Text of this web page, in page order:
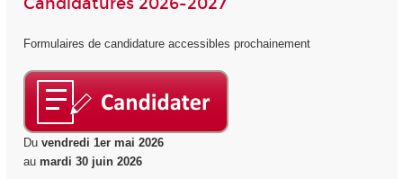
Formulaires de candidature accessibles prochainement
Du vendredi 1er mai 2026
au mardi 30 juin 2026